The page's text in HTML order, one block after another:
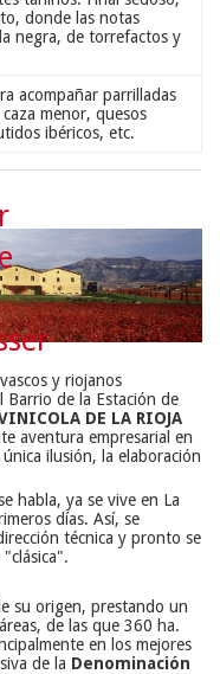
donde las notas
negra, de torrefactos y
acompañar parrilladas
menor, quesos
ibéricos, etc.
y riojanos
Barrio de la Estación de
DE LA RIOJA
aventura empresarial en
ilusión, la elaboración
habla, ya se vive en La
días. Así, se
técnica y pronto se
su origen, prestando un
de las que 360 ha.
en los mejores
de la Denominación